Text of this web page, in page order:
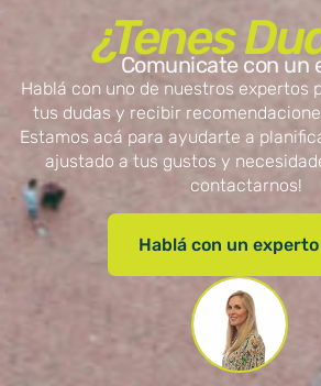
¿Tenes
Comunicate con un
Hablá con uno de nuestros expertos
tus dudas y recibir
Estamos acá para ayudarte a
ajustado a tus gustos y
contactarnos!
Hablá con un experto